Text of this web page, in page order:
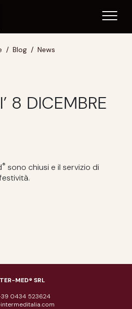
Blog News
8 DICEMBRE
® sono chiusi e il servizio di
MED® SRL
0434 523624